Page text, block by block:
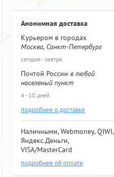
Анонимная доставка
Курьером в городах
Москва, Санкт-Петербург
сегодня - завтра
Почтой России в любой
населеный пункт
4 - 10 дней
подробнее о доставке
Наличными, Webmoney, QIWI,
Яндекс.Деньги,
VISA/MasterCard
подробнее об оплате